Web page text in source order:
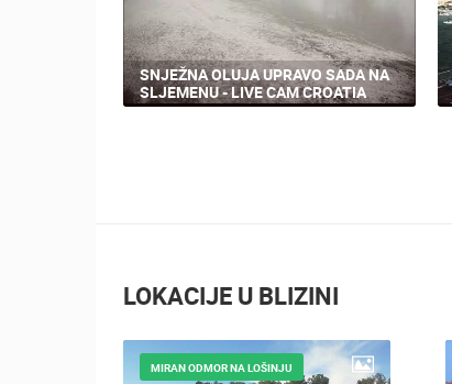
SNJEŽNA OLUJA UPRAVO SADA NA
SLJEMENU - LIVE CAM CROATIA
LOKACIJE U BLIZINI
MIRAN ODMOR NA LOŠINJU